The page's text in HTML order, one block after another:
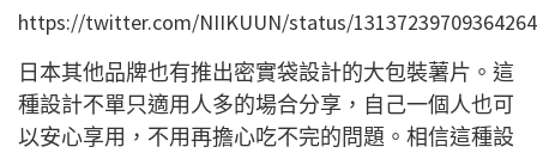
https://twitter.com/NIIKUUN/status/
日本其他品牌也有推出密實袋設計的大包裝薯片。這
種設計不單只適用人多的場合分享，自己一個人也可
以安心享用，不用再擔心吃不完的問題。相信這種設